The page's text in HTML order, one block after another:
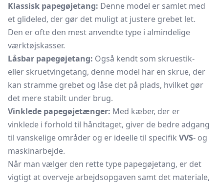
Klassisk papegøjetang: Denne model er samlet med
et glideled, der gør det muligt at justere grebet let.
Den er ofte den mest anvendte type i almindelige
værktøjskasser.
Låsbar papegøjetang: Også kendt som skruestik-
eller skruetvingetang, denne model har en skrue, der
kan stramme grebet og låse det på plads, hvilket gør
det mere stabilt under brug.
Vinklede papegøjetænger: Med kæber, der er
vinklede i forhold til håndtaget, giver de bedre adgang
til vanskelige områder og er ideelle til specifik VVS- og
maskinarbejde.
Når man vælger den rette type papegøjetang, er det
vigtigt at overveje arbejdsopgaven samt det materiale,